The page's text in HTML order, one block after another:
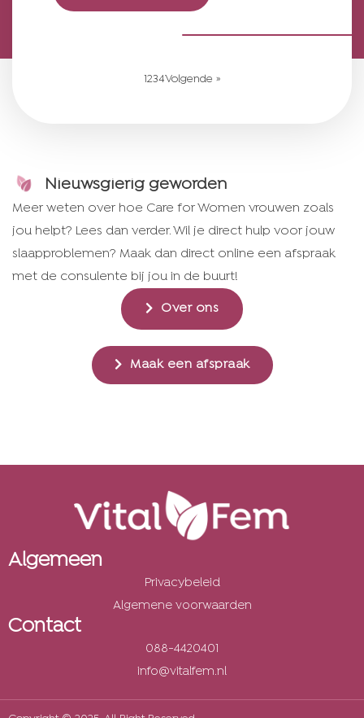
1234Volgende »
Nieuwsgierig geworden
Meer weten over hoe Care for Women vrouwen zoals
jou helpt? Lees dan verder. Wil je direct hulp voor jouw
slaapproblemen? Maak dan direct online een afspraak
met de consulente bij jou in de buurt!
Over ons
Maak een afspraak
Algemeen
Privacybeleid
Algemene voorwaarden
Contact
088-4420401
info@vitalfem.nl